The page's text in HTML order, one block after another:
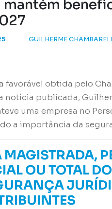
mantém
GUILHERME
favorável obtida pelo
notícia publicada,
uma empresa no
a importância da
MAGISTRADA,
OU TOTAL